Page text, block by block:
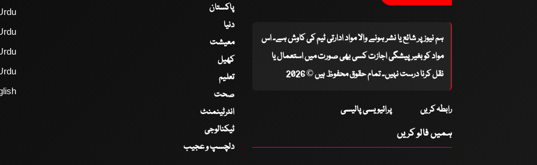
ہم نیوز پر شائع یا نشر ہونے والا مواد ادارتی ٹیم کی کاوش ہے۔ اس
مواد کو بغیر پیشگی اجازت کسی بھی صورت میں استعمال یا
نقل کرنا درست نہیں۔ تمام حقوق محفوظ ہیں © 2026
رابطہ کریں پرائیویسی پالیسی
ہمیں فالو کریں
پاکستان
دنیا
معیشت
کھیل
تعلیم
صحت
انٹرٹینمنٹ
ٹیکنالوجی
دلچسپ و عجیب